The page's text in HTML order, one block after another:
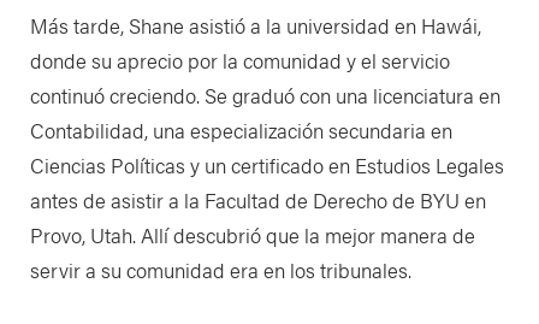
Más tarde, Shane asistió a la universidad en Hawái,
donde su aprecio por la comunidad y el servicio
continuó creciendo. Se graduó con una licenciatura en
Contabilidad, una especialización secundaria en
Ciencias Políticas y un certificado en Estudios Legales
antes de asistir a la Facultad de Derecho de BYU en
Provo, Utah. Allí descubrió que la mejor manera de
servir a su comunidad era en los tribunales.